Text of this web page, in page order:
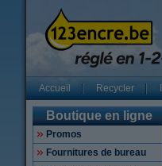
Accueil Recycler
Boutique en ligne
Promos
Fournitures de bureau